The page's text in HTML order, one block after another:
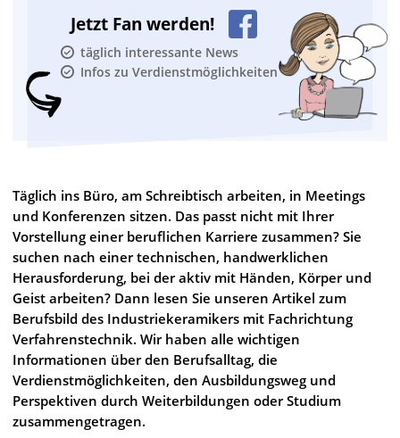
Jetzt Fan werden!
täglich interessante News
Infos zu Verdienstmöglichkeiten
Täglich ins Büro, am Schreibtisch arbeiten, in Meetings
und Konferenzen sitzen. Das passt nicht mit Ihrer
Vorstellung einer beruflichen Karriere zusammen? Sie
suchen nach einer technischen, handwerklichen
Herausforderung, bei der aktiv mit Händen, Körper und
Geist arbeiten? Dann lesen Sie unseren Artikel zum
Berufsbild des Industriekeramikers mit Fachrichtung
Verfahrenstechnik. Wir haben alle wichtigen
Informationen über den Berufsalltag, die
Verdienstmöglichkeiten, den Ausbildungsweg und
Perspektiven durch Weiterbildungen oder Studium
zusammengetragen.